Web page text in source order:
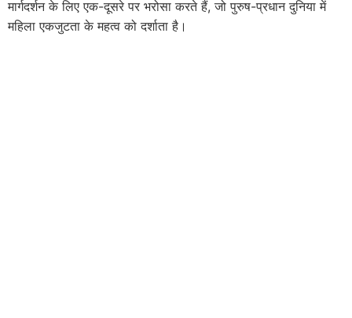
मार्गदर्शन के लिए एक-दूसरे पर भरोसा करते हैं, जो पुरुष-प्रधान दुनिया में
महिला एकजुटता के महत्व को दर्शाता है।